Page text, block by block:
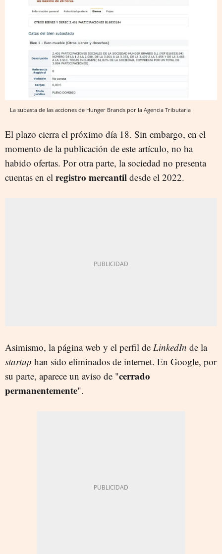
La subasta de las acciones de Hunger Brands por la Agencia Tributaria
El plazo cierra el próximo día 18. Sin embargo, en el
momento de la publicación de este artículo, no ha
habido ofertas. Por otra parte, la sociedad no presenta
cuentas en el registro mercantil desde el 2022.
Asimismo, la página web y el perfil de LinkedIn de la
startup han sido eliminados de internet. En Google, por
su parte, aparece un aviso de "cerrado
permanentemente".